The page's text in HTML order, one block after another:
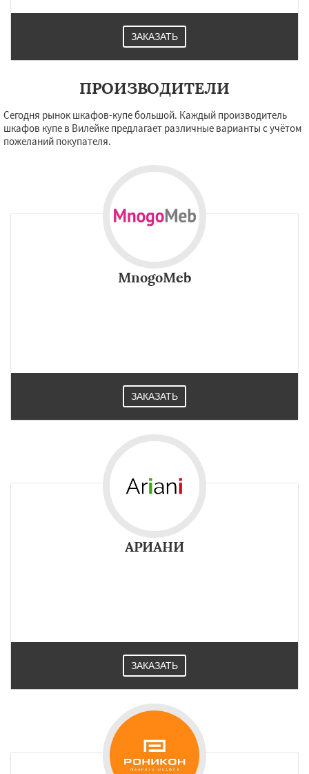
ЗАКАЗАТЬ
ПРОИЗВОДИТЕЛИ
Сегодня рынок шкафов-купе большой. Каждый производитель
шкафов купе в Вилейке предлагает различные варианты с учётом
пожеланий покупателя.
MnogoMeb
ЗАКАЗАТЬ
АРИАНИ
ЗАКАЗАТЬ